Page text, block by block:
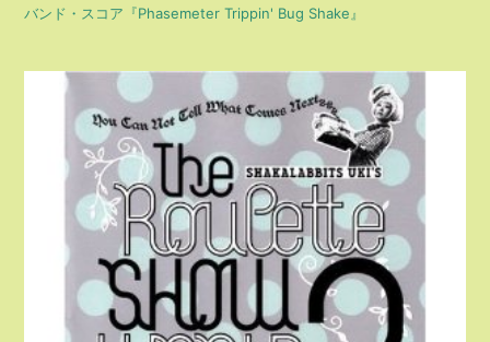
バンド・スコア『Phasemeter Trippin' Bug Shake』